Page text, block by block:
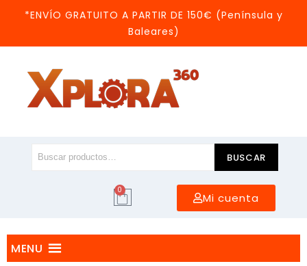
*ENVÍO GRATUITO A PARTIR DE 150€ (Península y
Baleares)
BUSCAR
0
Mi cuenta
MENU